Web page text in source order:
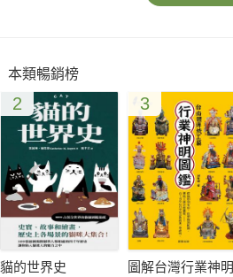
本類暢銷榜
2
貓的世界史
3
圖解台灣行業神明